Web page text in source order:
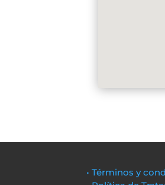
• Términos y